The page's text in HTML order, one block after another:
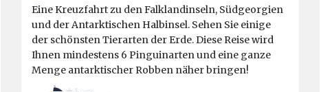
Eine Kreuzfahrt zu den Falklandinseln, Südgeorgien
und der Antarktischen Halbinsel. Sehen Sie einige
der schönsten Tierarten der Erde. Diese Reise wird
Ihnen mindestens 6 Pinguinarten und eine ganze
Menge antarktischer Robben näher bringen!